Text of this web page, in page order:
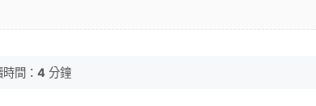
間： 4 分鐘